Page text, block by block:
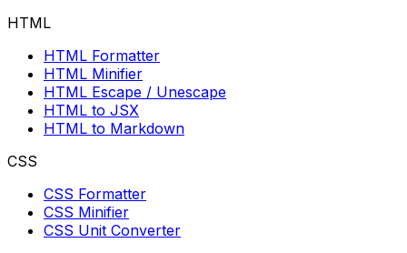
HTML
HTML Formatter
HTML Minifier
HTML Escape / Unescape
HTML to JSX
HTML to Markdown
CSS
CSS Formatter
CSS Minifier
CSS Unit Converter